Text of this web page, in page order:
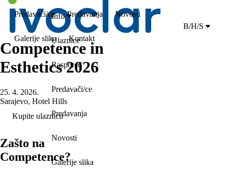
Predavači/ce Predavanja Novosti
Galerije slika Kontakt
B/H/S
Competence in
Esthetics 2026
25. 4. 2026.
Sarajevo, Hotel Hills
Kupite ulaznicu
Zašto na
Competence?
Info
Ulaznice
Raspored
Predavači/ce
Predavanja
Novosti
Galerije slika